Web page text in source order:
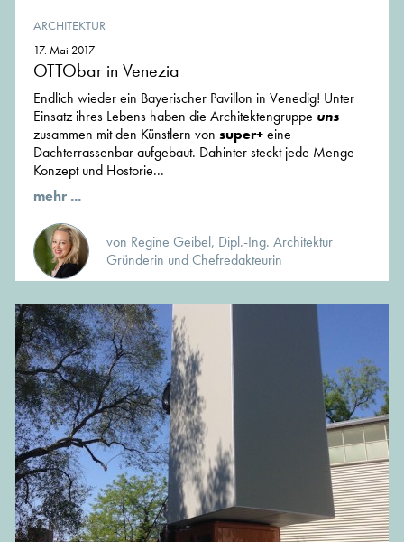
ARCHITEKTUR
17. Mai 2017
OTTObar in Venezia
Endlich wieder ein Bayerischer Pavillon in Venedig! Unter
Einsatz ihres Lebens haben die Architektengruppe uns
zusammen mit den Künstlern von super+eine
Dachterrassenbar aufgebaut. Dahinter steckt jede Menge
Konzept und Hostorie...
mehr ...
von Regine Geibel, Dipl.-Ing. Architektur
Gründerin und Chefredakteurin